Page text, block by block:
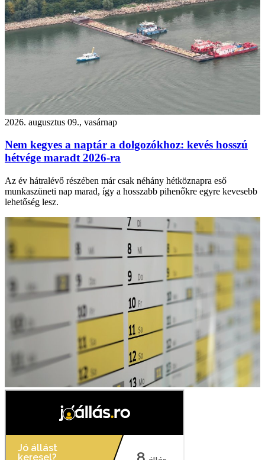
2026. augusztus 09., vasárnap
Nem kegyes a naptár a dolgozókhoz: kevés hosszú
hétvége maradt 2026-ra
Az év hátralévő részében már csak néhány hétköznapra eső
munkaszüneti nap marad, így a hosszabb pihenőkre egyre kevesebb
lehetőség lesz.